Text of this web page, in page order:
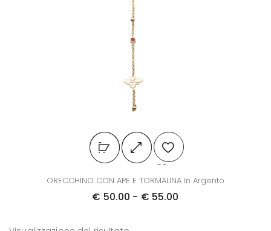
u
ORECCHINO CON APE E TORMALINA In Argento
€ 50.00 - € 55.00